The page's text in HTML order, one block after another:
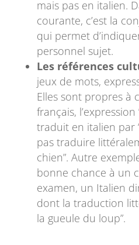
mais pas en italien.
courante, c’est la
qui permet
personnel sujet.
Les références
jeux de mots,
Elles sont propres à
français,
traduit en italien par
pas traduire
chien”. Autre
bonne chance à un
examen, un Italien
dont la traduction
la gueule du loup”.